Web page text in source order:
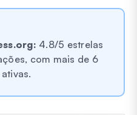
4.8/5 estrelas
com mais de 6